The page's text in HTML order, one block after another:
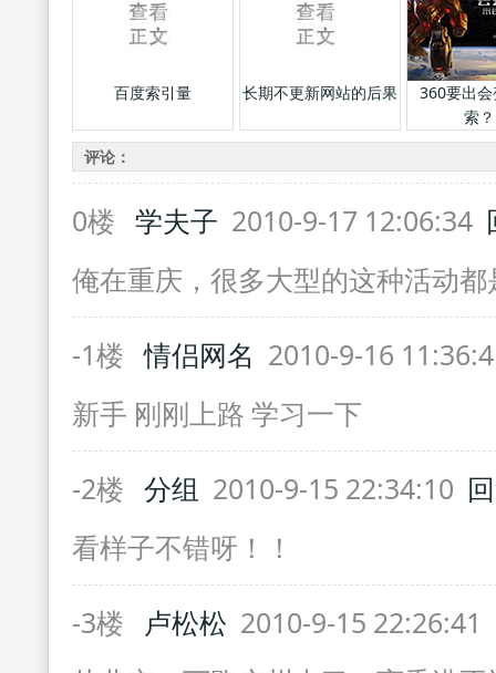
百度索引量 长期不更新网站的后果
360要出
索
评论：
0楼 学夫子 2010-9-17 12:06:34
俺在重庆，很多大型的这种活动
-1楼 情侣网名 2010-9-16
新手 刚刚上路 学习一下
-2楼 分组 2010-9-15 22:34:10
看样子不错呀！！
-3楼
卢松松 2010-9-15 22:26:41